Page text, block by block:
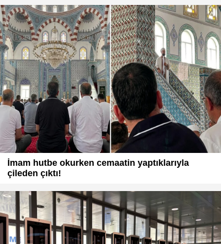
İmam hutbe okurken cemaatin yaptıklarıyla
çileden çıktı!